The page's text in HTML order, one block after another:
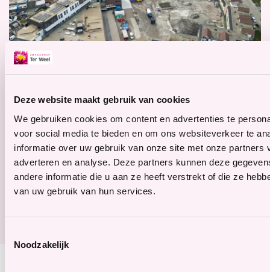
Deze website maakt gebruik van cookies
We gebruiken cookies om content en advertenties te
voor social media te bieden en om ons websiteverkeer te
informatie over uw gebruik van onze site met onze partners
adverteren en analyse. Deze partners kunnen deze
andere informatie die u aan ze heeft verstrekt of die ze
van uw gebruik van hun services.
Noodzakelijk
Volg de laatste ontwikkeling via de